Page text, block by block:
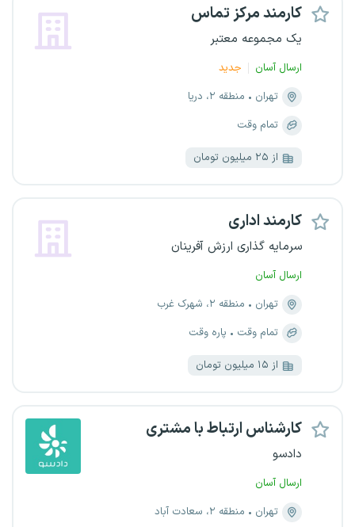
کارمند مرکز تماس
یک مجموعه معتبر
ارسال آسان
جدید
تهران
منطقه ۲، دریا
تمام وقت
از ۲۵ میلیون تومان
کارمند اداری
سرمایه گذاری ارزش آفرینان
ارسال آسان
تهران
منطقه ۲، شهرک غرب
تمام وقت
پاره وقت
از ۱۵ میلیون تومان
کارشناس ارتباط با مشتری
دادسو
ارسال آسان
تهران
منطقه ۲، سعادت آباد